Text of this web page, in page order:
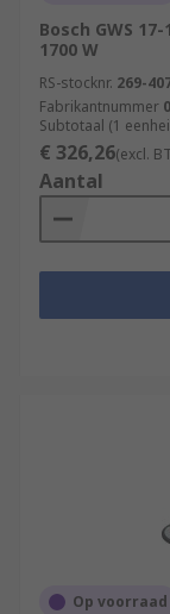
Bosch GWS
1700 W
RS-stocknr. 269-
Fabrikantnummer
Subtotaal (1
€ 326,26(excl.
Aantal
Op voorraad